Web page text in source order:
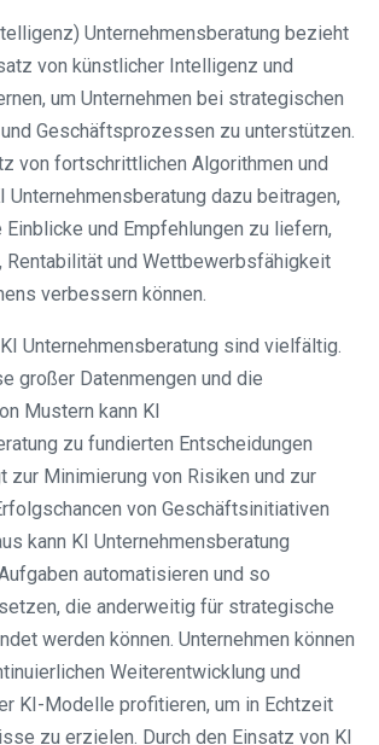
Unternehmensberatung bezieht
von künstlicher Intelligenz und
um Unternehmen bei strategischen
Geschäftsprozessen zu unterstützen.
von fortschrittlichen Algorithmen und
Unternehmensberatung dazu beitragen,
und Empfehlungen zu liefern,
Rentabilität und Wettbewerbsfähigkeit
verbessern können.
Unternehmensberatung sind vielfältig.
großer Datenmengen und die
Mustern kann KI
zu fundierten Entscheidungen
zur Minimierung von Risiken und zur
von Geschäftsinitiativen
kann KI Unternehmensberatung
automatisieren und so
die anderweitig für strategische
werden können. Unternehmen können
Weiterentwicklung und
KI-Modelle profitieren, um in Echtzeit
zu erzielen. Durch den Einsatz von KI